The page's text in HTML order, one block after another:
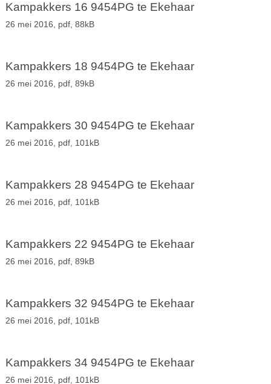
Kampakkers 16 9454PG te Ekehaar
26 mei 2016, pdf, 88kB
Kampakkers 18 9454PG te Ekehaar
26 mei 2016, pdf, 89kB
Kampakkers 30 9454PG te Ekehaar
26 mei 2016, pdf, 101kB
Kampakkers 28 9454PG te Ekehaar
26 mei 2016, pdf, 101kB
Kampakkers 22 9454PG te Ekehaar
26 mei 2016, pdf, 89kB
Kampakkers 32 9454PG te Ekehaar
26 mei 2016, pdf, 101kB
Kampakkers 34 9454PG te Ekehaar
26 mei 2016, pdf, 101kB